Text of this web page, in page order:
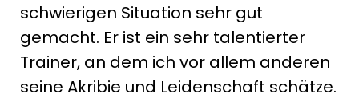
schwierigen Situation sehr gut
gemacht. Er ist ein sehr talentierter
Trainer, an dem ich vor allem anderen
seine Akribie und Leidenschaft schätze.